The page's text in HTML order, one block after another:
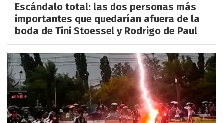
Escándalo total: las dos personas más
importantes que quedarían afuera de la
boda de Tini Stoessel y Rodrigo de Paul